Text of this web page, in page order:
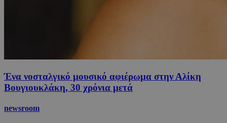
Ένα νοσταλγικό μουσικό αφιέρωμα στην Αλίκη
Βουγιουκλάκη, 30 χρόνια μετά
newsroom